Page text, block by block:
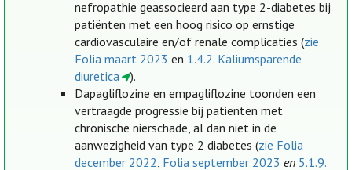
nefropathie geassocieerd aan type 2-diabetes bij
patiënten met een hoog risico op ernstige
cardiovasculaire en/of renale complicaties (zie
Folia maart 2023 en 1.4.2. Kaliumsparende
diuretica
).
Dapagliflozine en empagliflozine toonden een
vertraagde progressie bij patiënten met
chronische nierschade, al dan niet in de
aanwezigheid van type 2 diabetes (zie Folia
december 2022, Folia september 2023 en 5.1.9.